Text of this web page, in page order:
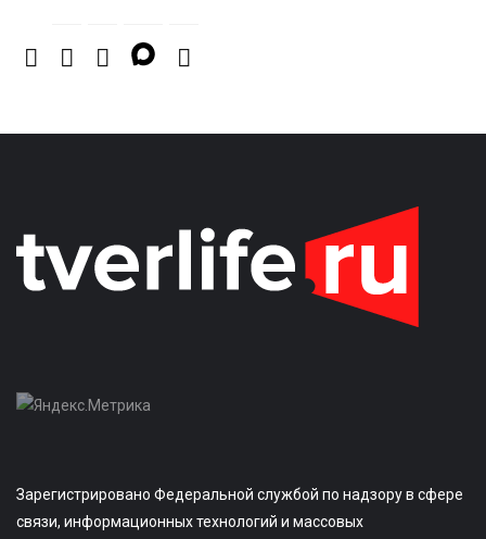
Зарегистрировано Федеральной службой по надзору в сфере
связи, информационных технологий и массовых